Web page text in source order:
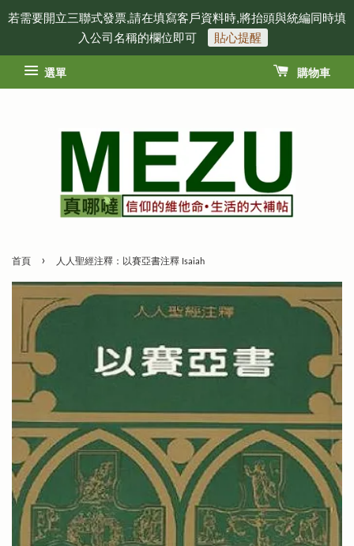
若需要開立三聯式發票,請在填寫客戶資料時,將抬頭與統編同時填
入公司名稱的欄位即可
貼心提醒
選單 購物車
首頁 › 人人聖經注釋：以賽亞書注釋 Isaiah